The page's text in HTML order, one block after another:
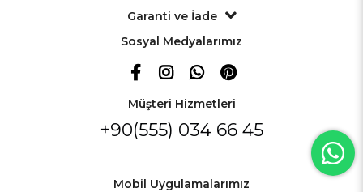
Garanti ve İade
Sosyal Medyalarımız
Müşteri Hizmetleri
+90(555) 034 66 45
Mobil Uygulamalarımız